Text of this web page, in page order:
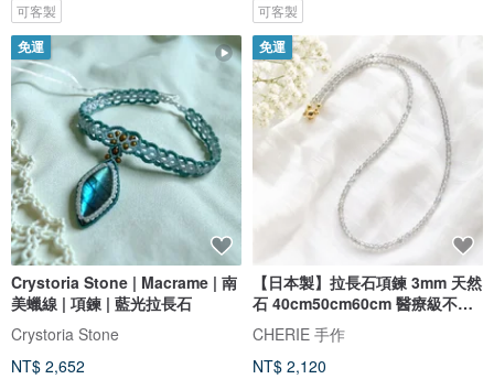
可客製 可客製
免運
Crystoria Stone | Macrame | 南
美蠟線 | 項鍊 | 藍光拉長石
Crystoria Stone
NT$ 2,652
免運
【日本製】拉長石項鍊 3mm 天然
石 40cm50cm60cm 醫療級不鏽
鋼 磁吸式
CHERIE 手作
NT$ 2,120